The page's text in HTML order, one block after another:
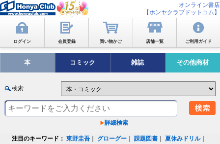
オンライン書店
【ホンヤクラブドットコム】
ログイン 会員登録 買い物かご 店舗一覧 ご利用ガイド
本 コミック 雑誌 その他商材
検索
詳細検索
注目のキーワード： 東野圭吾 グローグー ｜課題図書 ｜夏休みドリル｜